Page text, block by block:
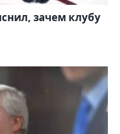
зачем клубу